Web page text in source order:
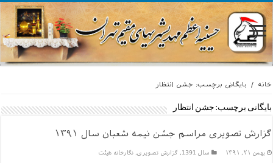
خانه / بایگانی برچسب: جشن انتظار
بایگانی برچسب: جشن انتظار
گزارش تصویری مراسم جشن نیمه شعبان سال ۱۳۹۱
بهمن ۲۱, ۱۳۹۱ سال 1391 , گزارش تصویری,نگارخانه هیئت